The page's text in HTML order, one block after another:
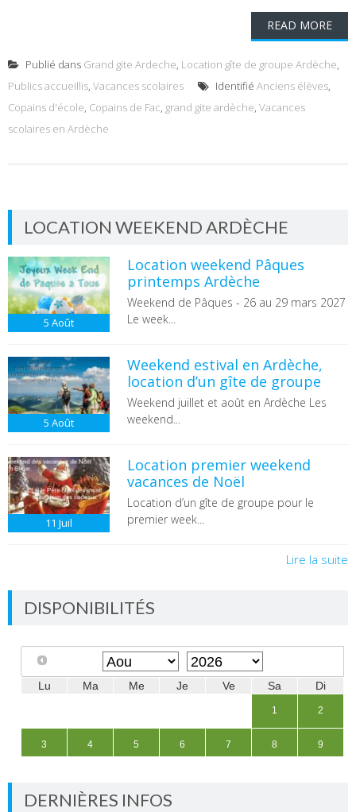
READ MORE
Publié dans Grand gite Ardeche, Location gîte de groupe Ardèche,
Publics accueillis, Vacances scolaires Identifié Anciens élèves,
Copains d'école, Copains de Fac, grand gite ardèche, Vacances
scolaires en Ardèche
LOCATION WEEKEND ARDÈCHE
5 Août
Location weekend Pâques
printemps Ardèche
Weekend de Pâques - 26 au 29 mars 2027
Le week...
5 Août
Weekend estival en Ardèche,
location d’un gîte de groupe
Weekend juillet et août en Ardèche Les
weekend...
11 Juil
Location premier weekend
vacances de Noël
Location d’un gîte de groupe pour le
premier week...
Lire la suite
DISPONIBILITÉS
DERNIÈRES INFOS